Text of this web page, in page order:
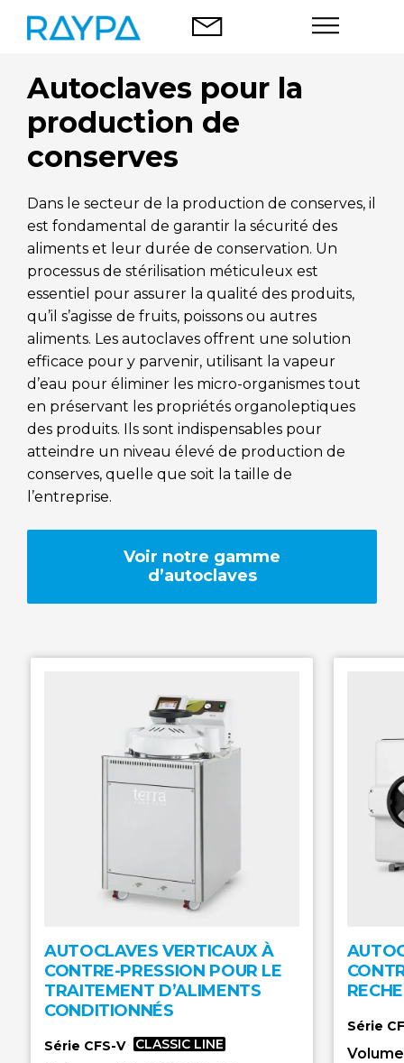
contenu
Autoclaves
Analyse des aliments
Societé
Blog
Contact
Français
RAYPA Portal
Autoclaves pour la
production de
conserves
Dans le secteur de la production de conserves, il
est fondamental de garantir la sécurité des
aliments et leur durée de conservation. Un
processus de stérilisation méticuleux est
essentiel pour assurer la qualité des produits,
qu’il s’agisse de fruits, poissons ou autres
aliments. Les autoclaves offrent une solution
efficace pour y parvenir, utilisant la vapeur
d’eau pour éliminer les micro-organismes tout
en préservant les propriétés organoleptiques
des produits. Ils sont indispensables pour
atteindre un niveau élevé de production de
conserves, quelle que soit la taille de
l’entreprise.
Voir notre gamme
d’autoclaves
AUTOCLAVES VERTICAUX À
CONTRE-PRESSION POUR LE
TRAITEMENT D’ALIMENTS
CONDITIONNÉS
Série CFS-V CLASSIC LINE
Série